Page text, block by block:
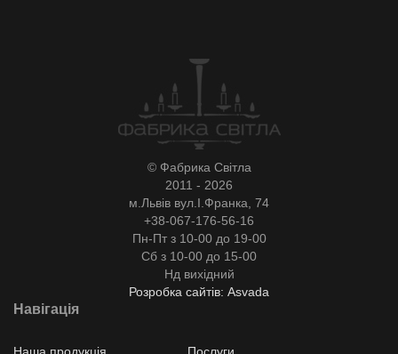
© Фабрика Світла
2011 - 2026
м.Львів вул.І.Франка, 74
+38-067-176-56-16
Пн-Пт з 10-00 до 19-00
Сб з 10-00 до 15-00
Нд вихідний
Розробка сайтів: Asvada
Навігація